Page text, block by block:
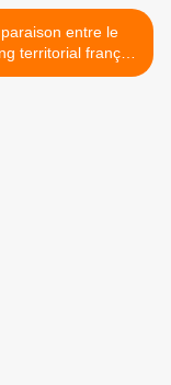
entre le
territorial français
et anglo-saxon >